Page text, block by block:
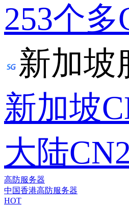
253个
新加坡
新加坡
大陆
高防服务器
中国香港高防服务器
HOT